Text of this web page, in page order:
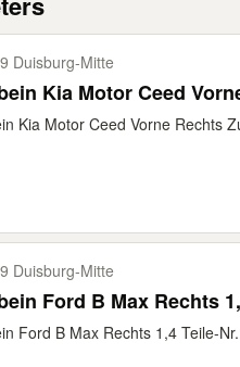
Duisburg-​Mitte
Kia Motor Ceed
Kia Motor Ceed Vorne Rechts
Duisburg-​Mitte
Ford B Max Rechts
Ford B Max Rechts 1,4 Teile-